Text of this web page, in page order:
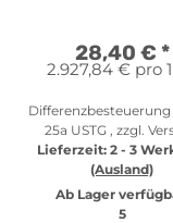
28,40 € *
2.927,84 € pro
Differenzbesteuerung
25a USTG , zzgl.
Lieferzeit: 2 - 3
(Ausland)
Ab Lager
5